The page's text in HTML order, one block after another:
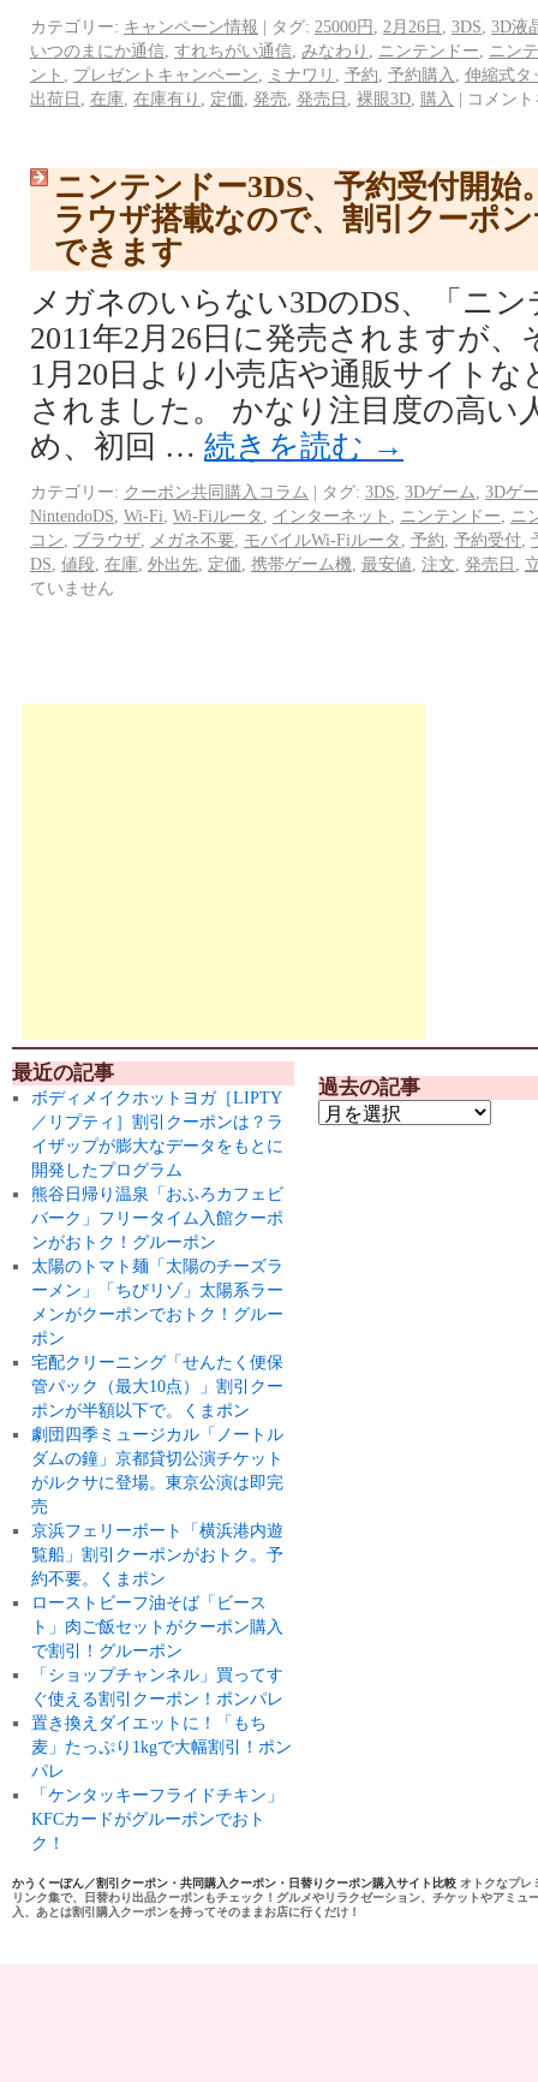
カテゴリー: キャンペーン情報 | タグ: 25000円 2月26日 3DS 3D液
いつのまにか通信 すれちがい通信 みなわり ニンテンドー
ニン
ント
プレゼントキャンペーン ミナワリ 予約 予約購入
伸縮式タ
出荷日
在庫 在庫有り 定価 発売 発売日 裸眼3D 購入 | コメン
ニンテンドー3DS、予約受付開
ラウザ搭載なので、割引クーポ
できます
メガネのいらない3DのDS、「ニン
2011年2月26日に発売されますが、
1月20日より小売店や通販サイトな
されました。 かなり注目度の高い
め、初回 … 続きを読む →
カテゴリー: クーポン共同購入コラム | タグ: 3DS 3Dゲーム
3Dゲ
NintendoDS Wi-Fi Wi-Fiルータ インターネット ニンテンドー
ニ
コン
ブラウザ メガネ不要 モバイルWi-Fiルータ 予約 予約受付
DS 値段 在庫 外出先 定価 携帯ゲーム機 最安値 注文 発売日
ていません
最近の記事
ボディメイクホットヨガ［LIPTY
／リプティ］割引クーポンは？ラ
イザップが膨大なデータをもとに
開発したプログラム
熊谷日帰り温泉「おふろカフェビ
バーク」フリータイム入館クーポ
ンがおトク！グルーポン
太陽のトマト麺「太陽のチーズラ
ーメン」「ちびリゾ」太陽系ラー
メンがクーポンでおトク！グルー
ポン
宅配クリーニング「せんたく便保
管パック（最大10点）」割引クー
ポンが半額以下で。くまポン
劇団四季ミュージカル「ノートル
ダムの鐘」京都貸切公演チケット
がルクサに登場。東京公演は即完
売
京浜フェリーボート「横浜港内遊
覧船」割引クーポンがおトク。予
約不要。くまポン
ローストビーフ油そば「ビース
ト」肉ご飯セットがクーポン購入
で割引！グルーポン
「ショップチャンネル」買ってす
ぐ使える割引クーポン！ポンパレ
置き換えダイエットに！「もち
麦」たっぷり1kgで大幅割引！ポン
パレ
「ケンタッキーフライドチキン」
KFCカードがグルーポンでおト
ク！
過去の記事
かうくーぽん／割引クーポン・共同購入クーポン・日替りクーポン購入サイト比較 オトクなプレ
リンク集で、日替わり出品クーポンもチェック！グルメやリラクゼーション、チケットやアミ
入、あとは割引購入クーポンを持ってそのままお店に行くだけ！